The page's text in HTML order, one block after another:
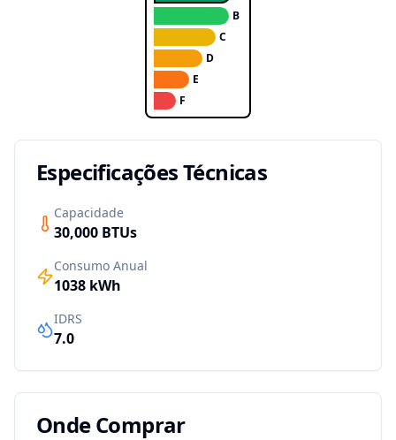
B
C
D
E
F
Especificações Técnicas
Capacidade
30,000 BTUs
Consumo Anual
1038 kWh
IDRS
7.0
Onde Comprar